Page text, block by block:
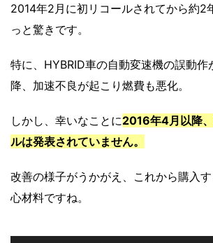
2014年2月に初リコールされてから約2
っと驚きです。
特に、HYBRID車の自動変速機の誤動作
降、加速不良が起こり燃費も悪化。
しかし、幸いなことに2016年4月以降
ルは発表されていません。
改善の様子がうかがえ、これから購入
心材料ですね。